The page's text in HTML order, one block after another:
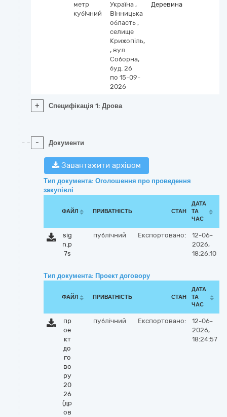
метр
кубічний
Україна ,
Вінницька
область ,
селище
Крижопіль,
, вул.
Соборна,
буд. 26
по 15-09-
2026
Деревина
+ Специфікація 1: Дрова
- Документи
Завантажити архівом
Тип документа: Оголошення про проведення
закупівлі
ФАЙЛ ПРИВАТНІСТЬ СТАН
ДАТА
ТА
ЧАС
sig
n.p
7s
публічний Експортовано:
12-06-
2026,
18:26:10
Тип документа: Проект договору
ФАЙЛ ПРИВАТНІСТЬ СТАН
ДАТА
ТА
ЧАС
пр
ое
кт
до
го
во
ру
20
26
(др
ов
публічний Експортовано:
12-06-
2026,
18:24:57